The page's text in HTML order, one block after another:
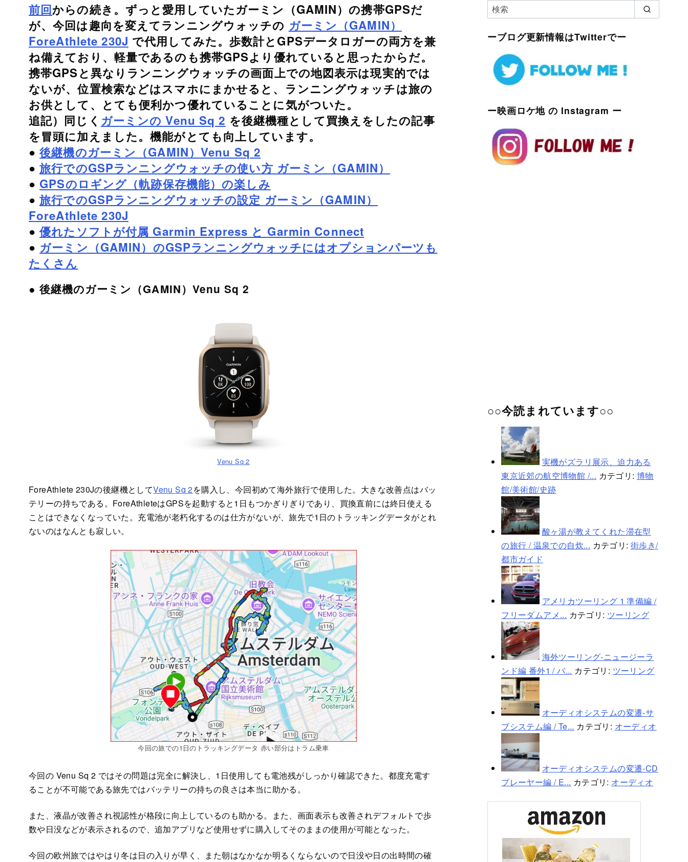
前回からの続き。ずっと愛用していたガーミン（GAMIN）の携帯GPSだ
が、今回は趣向を変えてランニングウォッチの ガーミン（GAMIN）
ForeAthlete 230J で代用してみた。歩数計とGPSデータロガーの両方を兼
ね備えており、軽量であるのも携帯GPSより優れていると思ったからだ。
携帯GPSと異なりランニングウォッチの画面上での地図表示は現実的では
ないが、位置検索などはスマホにまかせると、ランニングウォッチは旅の
お供として、とても便利かつ優れていることに気がついた。
追記）同じく ガーミンの Venu Sq 2 を後継機種として買換えをしたの記事
を冒頭に加えました。機能がとても向上しています。
●後継機のガーミン（GAMIN）Venu Sq 2
●旅行でのGSPランニングウォッチの使い方 ガーミン（GAMIN）
● GPSのロギング（軌跡保存機能）の楽しみ
●旅行でのGSPランニングウォッチの設定 ガーミン（GAMIN）
ForeAthlete 230J
●優れたソフトが付属 Garmin Express と Garmin Connect
● ガーミン（GAMIN）のGSPランニングウォッチにはオプションパーツも
たくさん
● 後継機のガーミン（GAMIN）Venu Sq 2
Venu Sq 2
ForeAthlete 230Jの後継機としてVenu Sq 2を購入し、今回初めて海外旅行で使用した。大きな改善点はバッ
テリーの持ちである。ForeAthleteはGPSを起動すると1日もつかぎりぎりであり、買換直前には終日使える
ことはできなくなっていた。充電池が老朽化するのは仕方がないが、旅先で1日のトラッキングデータがとれ
ないのはなんとも寂しい。
今回の旅での1日のトラッキングデータ 赤い部分はトラム乗車
今回の Venu Sq 2 ではその問題は完全に解決し、1日使用しても電池残がしっかり確認できた。都度充電す
ることが不可能である旅先ではバッテリーの持ちの良さは本当に助かる。
また、液晶が改善され視認性が格段に向上しているのも助かる。また、画面表示も改善されデフォルトで歩
数や日没などが表示されるので、追加アプリなど使用せずに購入してそのままの使用が可能となった。
今回の欧州旅ではやはり冬は日の入りが早く、また朝はなかなか明るくならないので日没や日の出時間の確
ーブログ更新情報はTwitterでー
ー映画ロケ地 の Instagram ー
○○今読まれています○○
実機がズラリ展示、迫力ある
東京近郊の航空博物館 /... カテゴリ: 博物
館/美術館/史跡
酸ヶ湯が教えてくれた滞在型
の旅行 / 温泉での自炊... カテゴリ: 街歩き/
都市ガイド
アメリカツーリング 1 準備編 /
フリーダムアメ... カテゴリ: ツーリング
海外ツーリング-ニュージーラ
ンド編 番外1 / バ... カテゴリ: ツーリング
オーディオシステムの変遷-サ
ブシステム編 / Te... カテゴリ: オーディオ
オーディオシステムの変遷-CD
プレーヤー編 / E... カテゴリ: オーディオ